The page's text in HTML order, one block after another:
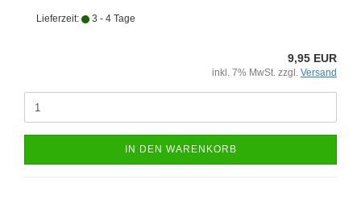
Lieferzeit: 3 - 4 Tage
9,95 EUR
inkl. 7% MwSt. zzgl. Versand
IN DEN WARENKORB